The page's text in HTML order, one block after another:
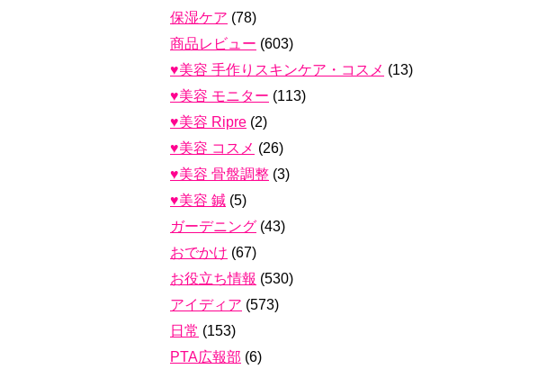
保湿ケア (78)
商品レビュー (603)
♥美容 手作りスキンケア・コスメ (13)
♥美容 モニター (113)
♥美容 Ripre (2)
♥美容 コスメ (26)
♥美容 骨盤調整 (3)
♥美容 鍼 (5)
ガーデニング (43)
おでかけ (67)
お役立ち情報 (530)
アイディア (573)
日常 (153)
PTA広報部 (6)